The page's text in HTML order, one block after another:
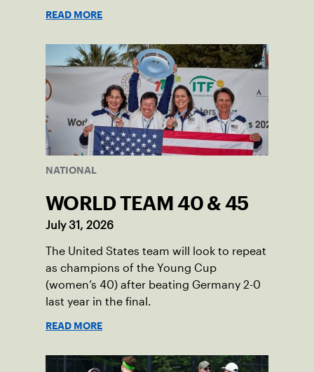
READ MORE
NATIONAL
WORLD TEAM 40 & 45
July 31, 2026
The United States team will look to repeat
as champions of the Young Cup
(women’s 40) after beating Germany 2-0
last year in the final.
READ MORE